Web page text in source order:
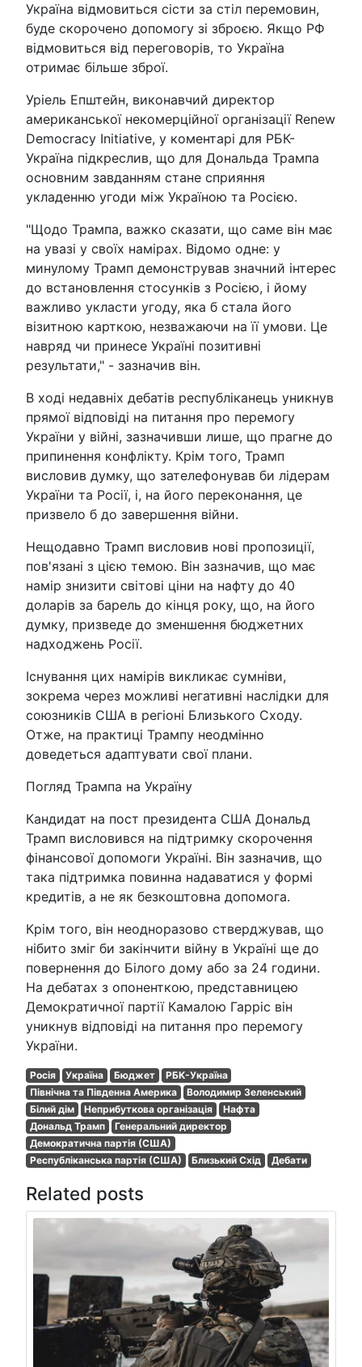
Україна відмовиться сісти за стіл перемовин,
буде скорочено допомогу зі зброєю. Якщо РФ
відмовиться від переговорів, то Україна
отримає більше зброї.
Уріель Епштейн, виконавчий директор
американської некомерційної організації Renew
Democracy Initiative, у коментарі для РБК-
Україна підкреслив, що для Дональда Трампа
основним завданням стане сприяння
укладенню угоди між Україною та Росією.
"Щодо Трампа, важко сказати, що саме він має
на увазі у своїх намірах. Відомо одне: у
минулому Трамп демонстрував значний інтерес
до встановлення стосунків з Росією, і йому
важливо укласти угоду, яка б стала його
візитною карткою, незважаючи на її умови. Це
навряд чи принесе Україні позитивні
результати," - зазначив він.
В ході недавніх дебатів республіканець уникнув
прямої відповіді на питання про перемогу
України у війні, зазначивши лише, що прагне до
припинення конфлікту. Крім того, Трамп
висловив думку, що зателефонував би лідерам
України та Росії, і, на його переконання, це
призвело б до завершення війни.
Нещодавно Трамп висловив нові пропозиції,
пов'язані з цією темою. Він зазначив, що має
намір знизити світові ціни на нафту до 40
доларів за барель до кінця року, що, на його
думку, призведе до зменшення бюджетних
надходжень Росії.
Існування цих намірів викликає сумніви,
зокрема через можливі негативні наслідки для
союзників США в регіоні Близького Сходу.
Отже, на практиці Трампу неодмінно
доведеться адаптувати свої плани.
Погляд Трампа на Україну
Кандидат на пост президента США Дональд
Трамп висловився на підтримку скорочення
фінансової допомоги Україні. Він зазначив, що
така підтримка повинна надаватися у формі
кредитів, а не як безкоштовна допомога.
Крім того, він неодноразово стверджував, що
нібито зміг би закінчити війну в Україні ще до
повернення до Білого дому або за 24 години.
На дебатах з опоненткою, представницею
Демократичної партії Камалою Гарріс він
уникнув відповіді на питання про перемогу
України.
Росія Україна Бюджет
РБК-Україна
Північна та Південна Америка
Володимир Зеленський
Білий дім
Неприбуткова організація
Нафта
Дональд Трамп
Генеральний директор
Демократична партія (США)
Республіканська партія (США)
Близький Схід Дебати
Related posts